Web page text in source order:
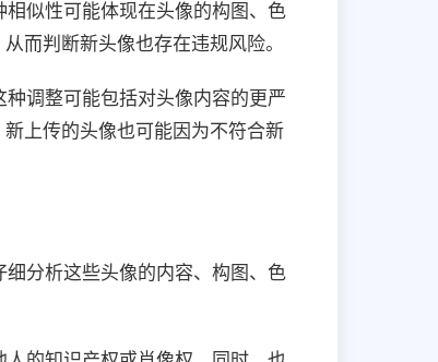
似性可能体现在头像的构图、色
而判断新头像也存在违规风险。
调整可能包括对头像内容的更严
上传的头像也可能因为不符合新
分析这些头像的内容、构图、色